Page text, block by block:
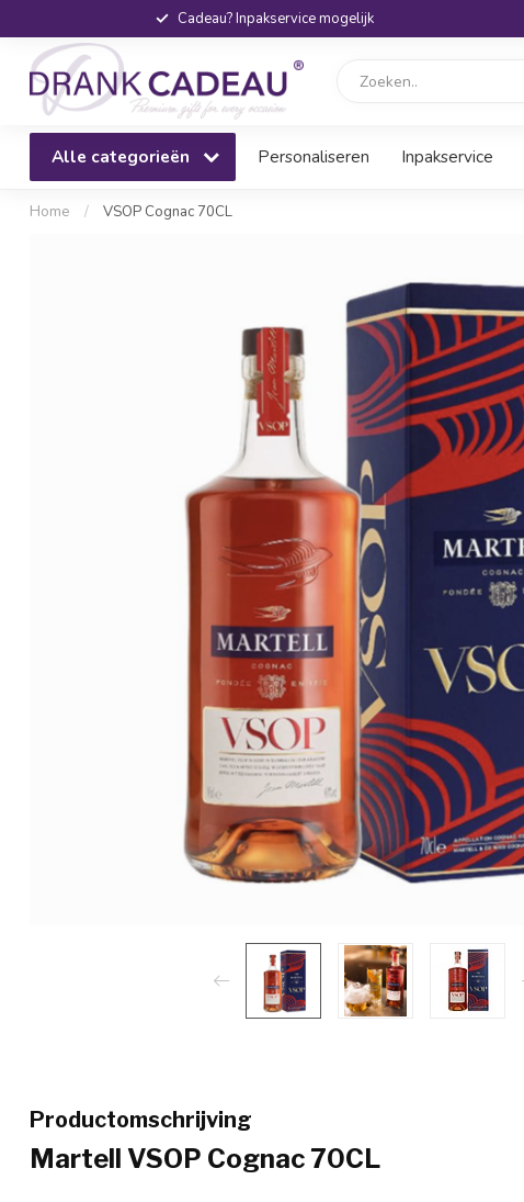
Cadeau? Inpakservice mogelijk
Alle categorieën Personaliseren Inpakservice
Home / VSOP Cognac 70CL
Productomschrijving
Martell VSOP Cognac 70CL